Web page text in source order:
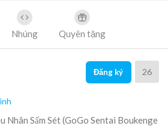
Nhúng Quyên tặng
Đăng ký 26
Nhân Sấm Sét (GoGo Sentai Boukenge